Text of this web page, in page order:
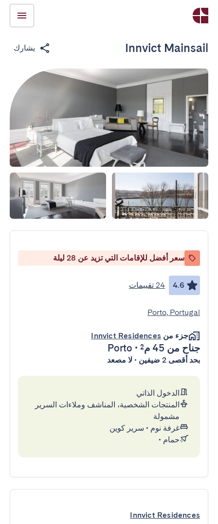
Innvict Mainsail يشارك
سعر أفضل للإقامات التي تزيد عن 28 ليلة
4.6 24 تقييمات
Porto, Portugal
جزء من Innvict Residences
جناح من 45 م² •
Porto
بحد أقصى 2 ضيفين • لا مصعد
الدخول الذاتي
المنتجات الشخصية، المناشف وملاءات السرير
مشمولة
غرفة نوم • سرير كوين
حمام •
Innvict Residences